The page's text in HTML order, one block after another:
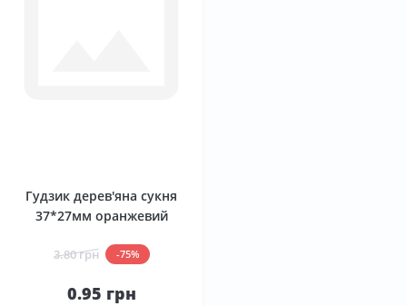
Гудзик дерев'яна сукня
37*27мм оранжевий
3.80 грн -75%
0.95 грн